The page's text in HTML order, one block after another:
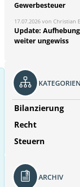
Gewerbesteuer
17.07.2026 von Christian
Update:
weiter ungewiss
KATEGORIEN
Bilanzierung
Recht
Steuern
ARCHIV